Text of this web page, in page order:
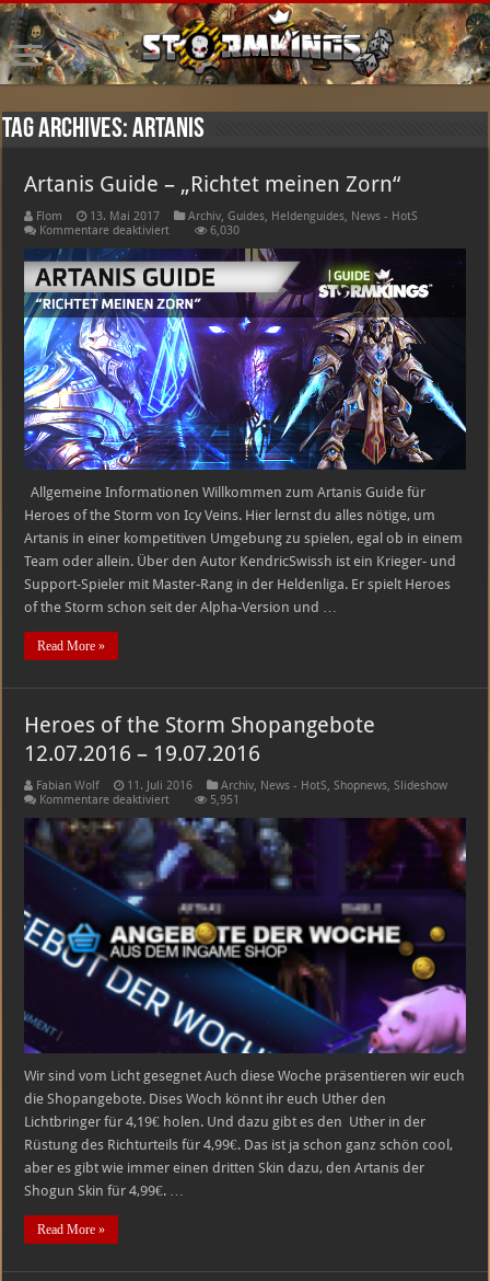
Tag Archives:artanis
Artanis Guide – „Richtet meinen Zorn“
Flom 13. Mai 2017 Archiv,Guides, Heldenguides, News - HotS
Kommentare deaktiviertfür
Guide
–
„Richtet
meinen
Zorn“
6,030
Allgemeine Informationen Willkommen zum Artanis Guide für
Heroes of the Storm von Icy Veins. Hier lernst du alles nötige, um
Artanis in einer kompetitiven Umgebung zu spielen, egal ob in einem
Team oder allein. Über den Autor KendricSwissh ist ein Krieger- und
Support-Spieler mit Master-Rang in der Heldenliga. Er spielt Heroes
of the Storm schon seit der Alpha-Version und …
Read More »
Heroes of the Storm Shopangebote
12.07.2016 – 19.07.2016
Fabian Wolf 11. Juli 2016 Archiv, News - HotS,Shopnews,Slideshow
Kommentare deaktiviertfür
of
the
Storm
Shopangebote
12.07.2016
19.07.2016
5,951
Wir sind vom Licht gesegnet Auch diese Woche präsentieren wir euch
die Shopangebote. Dises Woch könnt ihr euch Uther den
Lichtbringer für 4,19€ holen. Und dazu gibt es den Uther in der
Rüstung des Richturteils für 4,99€. Das ist ja schon ganz schön cool,
aber es gibt wie immer einen dritten Skin dazu, den Artanis der
Shogun Skin für 4,99€. …
Read More »